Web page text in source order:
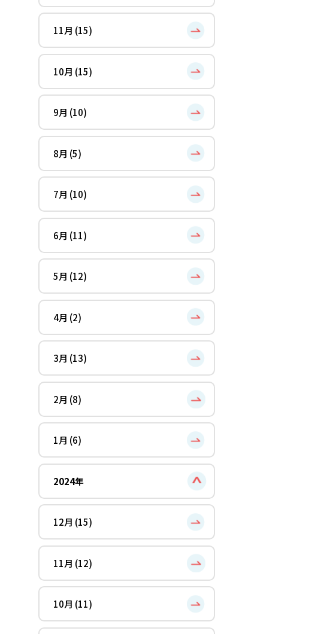
11月 (15)
10月 (15)
9月 (10)
8月 (5)
7月 (10)
6月 (11)
5月 (12)
4月 (2)
3月 (13)
2月 (8)
1月 (6)
2024年
12月 (15)
11月 (12)
10月 (11)